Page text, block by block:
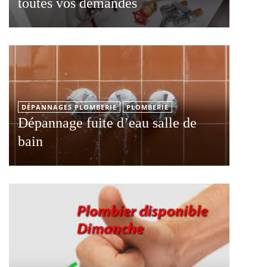
DÉPANNAGES PLOMBERIE PLOMBERIE
Dépannage fuite d’eau salle de
bain